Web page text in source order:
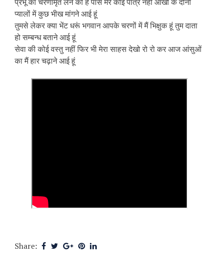
प्यालों में कुछ भीख मांगने आई हूं
तुमसे लेकर क्या भेंट धरूं भगवान आपके चरणों में मैं भिक्षुक हूं तुम दाता
हो सम्बन्ध बताने आई हूं
सेवा की कोई वस्तु नहीं फिर भी मेरा साहस देखो रो रो कर आज आंसुओं
का मैं हार चढ़ाने आई हूं
Share: